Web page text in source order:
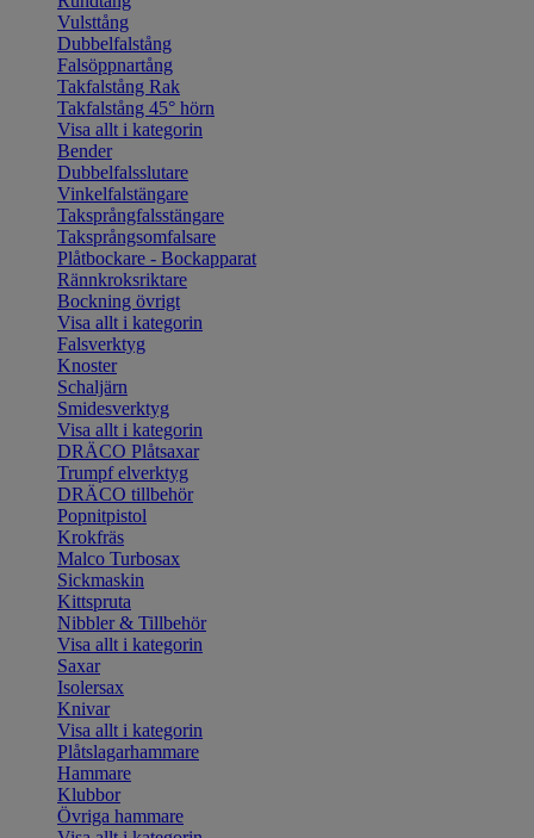
Vulsttång
Dubbelfalstång
Falsöppnartång
Takfalstång Rak
Takfalstång 45° hörn
Visa allt i kategorin
Bender
Dubbelfalsslutare
Vinkelfalstängare
Taksprångfalsstängare
Taksprångsomfalsare
Plåtbockare - Bockapparat
Rännkroksriktare
Bockning övrigt
Visa allt i kategorin
Falsverktyg
Knoster
Schaljärn
Smidesverktyg
Visa allt i kategorin
DRÄCO Plåtsaxar
Trumpf elverktyg
DRÄCO tillbehör
Popnitpistol
Krokfräs
Malco Turbosax
Sickmaskin
Kittspruta
Nibbler & Tillbehör
Visa allt i kategorin
Saxar
Isolersax
Knivar
Visa allt i kategorin
Plåtslagarhammare
Hammare
Klubbor
Övriga hammare